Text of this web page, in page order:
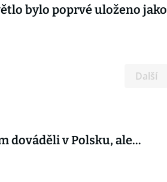
bylo poprvé uloženo jako
Další
dováděli v Polsku, ale…